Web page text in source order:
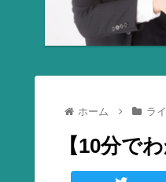
ホーム ラ
【10分で